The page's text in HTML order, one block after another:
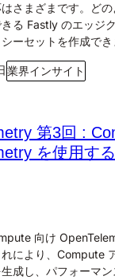
さまざまです。ど
る Fastly のエッジ
ーセットを作成でき
業界インサイト
第3回 :
を使用する
向け
により、Compute
成し、パフォーマ